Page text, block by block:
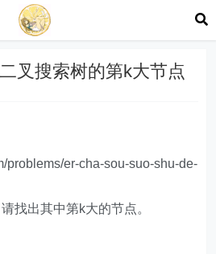
叉搜索树的第k大节点
problems/er-cha-sou-suo-shu-de-
找出其中第k大的节点。